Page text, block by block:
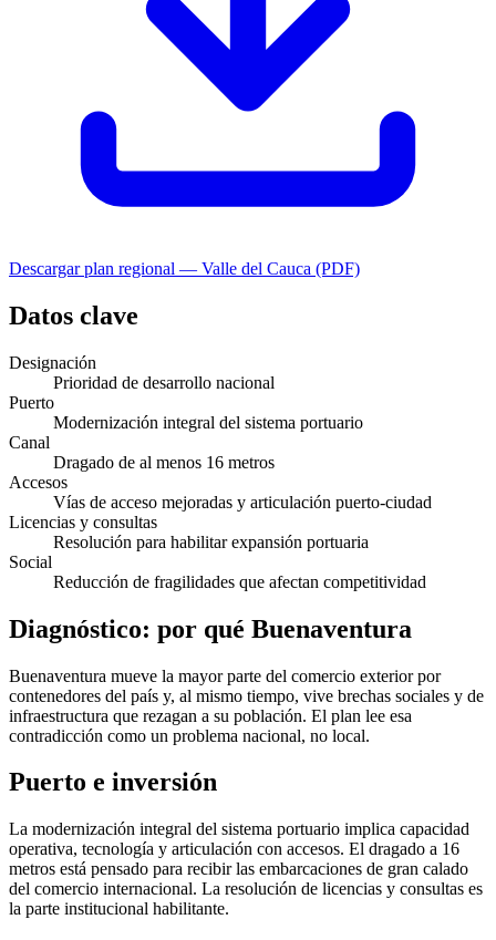
Descargar plan regional — Valle del Cauca (PDF)
Datos clave
Designación
Prioridad de desarrollo nacional
Puerto
Modernización integral del sistema portuario
Canal
Dragado de al menos 16 metros
Accesos
Vías de acceso mejoradas y articulación puerto-ciudad
Licencias y consultas
Resolución para habilitar expansión portuaria
Social
Reducción de fragilidades que afectan competitividad
Diagnóstico: por qué Buenaventura
Buenaventura mueve la mayor parte del comercio exterior por
contenedores del país y, al mismo tiempo, vive brechas sociales y de
infraestructura que rezagan a su población. El plan lee esa
contradicción como un problema nacional, no local.
Puerto e inversión
La modernización integral del sistema portuario implica capacidad
operativa, tecnología y articulación con accesos. El dragado a 16
metros está pensado para recibir las embarcaciones de gran calado
del comercio internacional. La resolución de licencias y consultas es
la parte institucional habilitante.